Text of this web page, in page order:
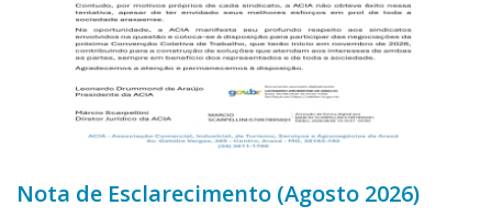
Nota de Esclarecimento (Agosto 2026)